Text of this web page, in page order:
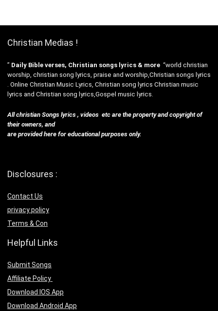
Christian Medias !
” Daily Bible verses, Christian songs lyrics & more “world christian
worship, christian song lyrics, praise and worship,Christian songs lyrics
. Online Christian Music Lyrics, Christian song lyrics Christian music
lyrics and Christian song lyrics,Gospel music lyrics.
All christian Songs lyrics , videos etc are the property and copyright of
their owners, and
are provided here for educational purposes only.
Disclosures :
Contact Us
privacy policy
Terms & Con
Helpful Links
Submit Songs
Affiliate Policy
Download IOS App
Download Android App